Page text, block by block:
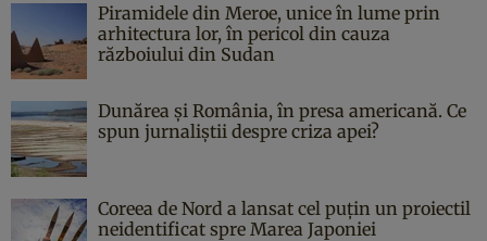
Piramidele din Meroe, unice în lume prin
arhitectura lor, în pericol din cauza
războiului din Sudan
Dunărea și România, în presa americană. Ce
spun jurnaliștii despre criza apei?
Coreea de Nord a lansat cel puțin un proiectil
neidentificat spre Marea Japoniei